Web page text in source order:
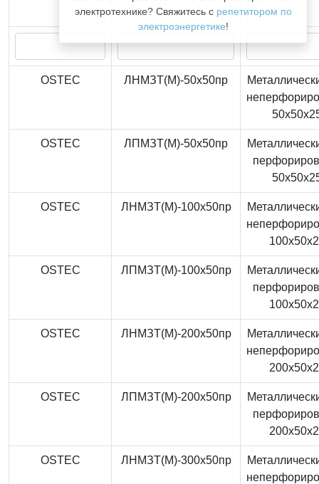
электротехнике? Свяжитесь с репетитором по
электроэнергетике!
OSTEC ЛНМЗТ(М)-50x50пр
OSTEC ЛПМЗТ(М)-50x50пр
OSTEC ЛНМЗТ(М)-100x50пр
OSTEC ЛПМЗТ(М)-100x50пр
OSTEC ЛНМЗТ(М)-200x50пр
OSTEC ЛПМЗТ(М)-200x50пр
OSTEC ЛНМЗТ(М)-300x50пр